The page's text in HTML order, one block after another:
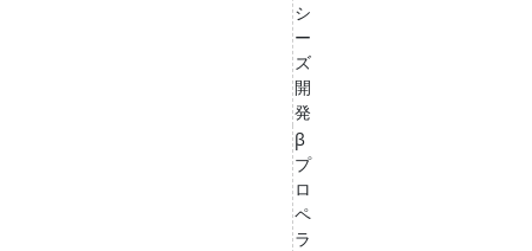
シ
ー
ズ
開
発
β
プ
ロ
ペ
ラ